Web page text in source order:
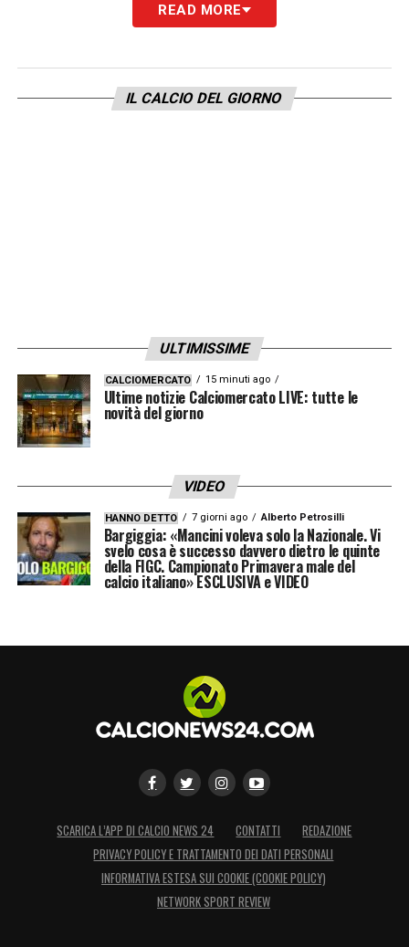
READ MORE
IL CALCIO DEL GIORNO
ULTIMISSIME
CALCIOMERCATO 15 minuti ago
Ultime notizie Calciomercato LIVE: tutte le
novità del giorno
VIDEO
HANNO DETTO 7 giorni ago Alberto Petrosilli
Bargiggia: «Mancini voleva solo la Nazionale. Vi
svelo cosa è successo davvero dietro le quinte
della FIGC. Campionato Primavera male del
calcio italiano» ESCLUSIVA e VIDEO
SCARICA L’APP DI CALCIO NEWS 24 CONTATTI
REDAZIONE
PRIVACY POLICY E TRATTAMENTO DEI DATI PERSONALI
INFORMATIVA ESTESA SUI COOKIE (COOKIE POLICY)
NETWORK SPORT REVIEW